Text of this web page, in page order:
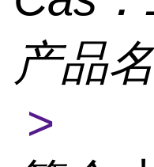
产品
>